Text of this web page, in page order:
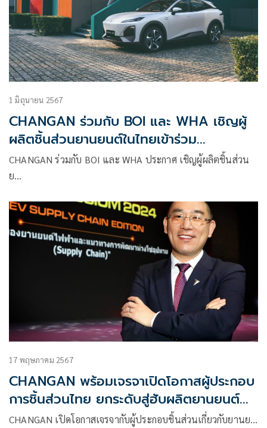
1 มิถุนายน 2567
CHANGAN ร่วมกับ BOI และ WHA เชิญผู้
ผลิตชิ้นส่วนยานยนต์ในไทยเข้าร่วม
'CHANGAN Sourcing Day'
CHANGAN ร่วมกับ BOI และ WHA ประกาศ เชิญผู้ผลิตชิ้นส่วน
ย…
17 พฤษภาคม 2567
CHANGAN พร้อมเจรจาเปิดโอกาสผู้ประกอบ
การชิ้นส่วนไทย ยกระดับสู่ฮับผลิตยานยนต์
ไฟฟ้า
CHANGAN เปิดโอกาสเจรจากับผู้ประกอบชิ้นส่วนเกี่ยวกับยานย…